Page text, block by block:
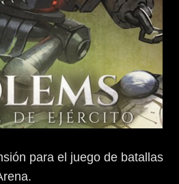
para el juego de batallas